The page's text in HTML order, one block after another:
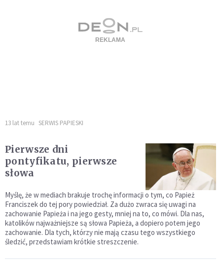
13 lat temu SERWIS PAPIESKI
Pierwsze dni
pontyfikatu, pierwsze
słowa
Myślę, że w mediach brakuje trochę informacji o tym, co Papież
Franciszek do tej pory powiedział. Za dużo zwraca się uwagi na
zachowanie Papieża i na jego gesty, mniej na to, co mówi. Dla nas,
katolików najważniejsze są słowa Papieża, a dopiero potem jego
zachowanie. Dla tych, którzy nie mają czasu tego wszystkiego
śledzić, przedstawiam krótkie streszczenie.